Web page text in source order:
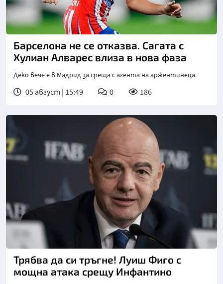
Снимка: goggle
Барселона не се отказва. Сагата с
Хулиан Алварес влиза в нова фаза
Деко вече е в Мадрид за среща с агента на аржентинеца.
05 август | 15:49 0 186
Снимка: Кийстоун
Трябва да си тръгне! Луиш Фиго с
мощна атака срещу Инфантино